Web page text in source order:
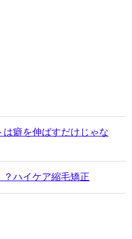
癖を伸ばすだけじゃな
ハイケア縮毛矯正